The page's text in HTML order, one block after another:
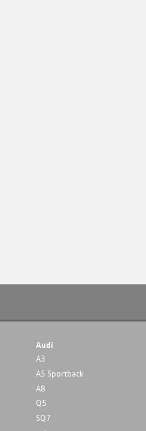
Audi
A3
A5 Sportback
A8
Q5
SQ7